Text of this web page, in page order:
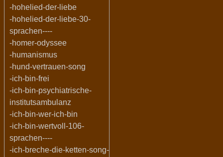
-hohelied-der-liebe
-hohelied-der-liebe-30-
sprachen----
-homer-odyssee
-humanismus
-hund-vertrauen-song
-ich-bin-frei
-ich-bin-psychiatrische-
institutsambulanz
-ich-bin-wer-ich-bin
-ich-bin-wertvoll-106-
sprachen----
-ich-breche-die-ketten-song-